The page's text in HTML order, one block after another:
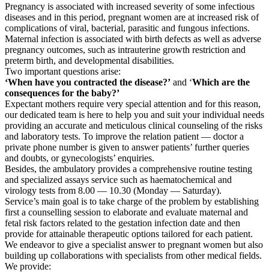
Pregnancy is associated with increased severity of some infectious
diseases and in this period, pregnant women are at increased risk of
complications of viral, bacterial, parasitic and fungous infections.
Maternal infection is associated with birth defects as well as adverse
pregnancy outcomes, such as intrauterine growth restriction and
preterm birth, and developmental disabilities.
Two important questions arise:
‘When have you contracted the disease?’ and ‘Which are the
consequences for the baby?’
Expectant mothers require very special attention and for this reason,
our dedicated team is here to help you and suit your individual needs
providing an accurate and meticulous clinical counseling of the risks
and laboratory tests. To improve the relation patient — doctor a
private phone number is given to answer patients’ further queries
and doubts, or gynecologists’ enquiries.
Besides, the ambulatory provides a comprehensive routine testing
and specialized assays service such as haematochemical and
virology tests from 8.00 — 10.30 (Monday — Saturday).
Service’s main goal is to take charge of the problem by establishing
first a counselling session to elaborate and evaluate maternal and
fetal risk factors related to the gestation infection date and then
provide for attainable therapeutic options tailored for each patient.
We endeavor to give a specialist answer to pregnant women but also
building up collaborations with specialists from other medical fields.
We provide: